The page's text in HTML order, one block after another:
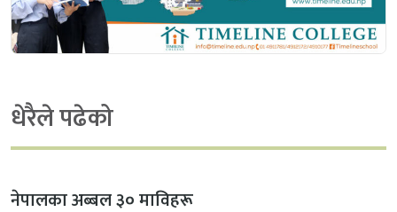
धेरैले पढेको
नेपालका अब्बल ३० माविहरू